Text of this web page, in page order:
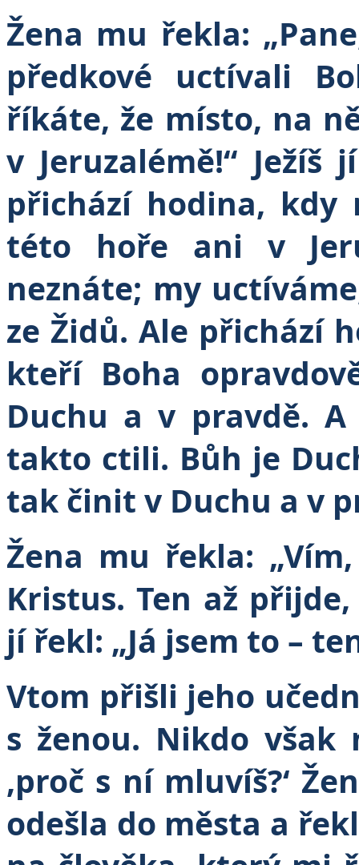
Žena mu řekla:
předkové uctívali
říkáte, že místo, na
v Jeruzalémě!“ Ježíš
přichází hodina,
této hoře ani v
neznáte; my
ze Židů. Ale přichází
kteří Boha
Duchu a v pravdě.
takto ctili. Bůh je
tak činit v Duchu a v
Žena mu řekla:
Kristus. Ten až
jí řekl: „Já jsem to –
Vtom přišli jeho
s ženou. Nikdo však
‚proč s ní mluvíš?‘
odešla do města a